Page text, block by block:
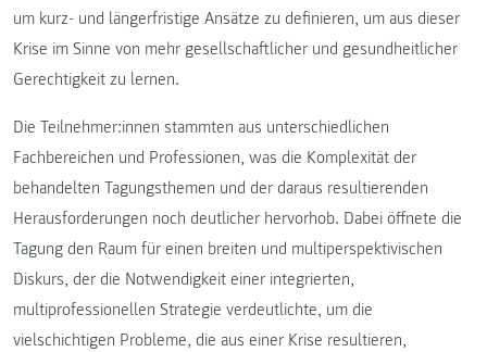
um kurz- und längerfristige Ansätze zu definieren, um aus dieser
Krise im Sinne von mehr gesellschaftlicher und gesundheitlicher
Gerechtigkeit zu lernen.
Die Teilnehmer:innen stammten aus unterschiedlichen
Fachbereichen und Professionen, was die Komplexität der
behandelten Tagungsthemen und der daraus resultierenden
Herausforderungen noch deutlicher hervorhob. Dabei öffnete die
Tagung den Raum für einen breiten und multiperspektivischen
Diskurs, der die Notwendigkeit einer integrierten,
multiprofessionellen Strategie verdeutlichte, um die
vielschichtigen Probleme, die aus einer Krise resultieren,